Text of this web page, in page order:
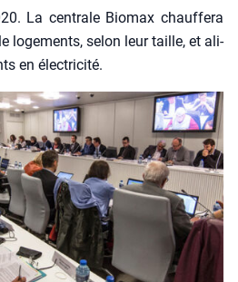
La cen­trale Bio­max chauf­fe­ra
loge­ments, selon leur taille, et ali­
en élec­tri­ci­té.